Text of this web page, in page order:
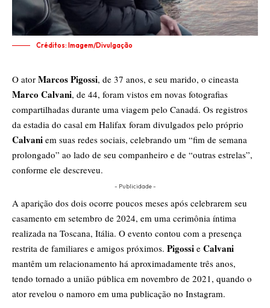
Créditos: Imagem/Divulgação
O ator Marcos Pigossi, de 37 anos, e seu marido, o cineasta
Marco Calvani, de 44, foram vistos em novas fotografias
compartilhadas durante uma viagem pelo Canadá. Os registros
da estadia do casal em Halifax foram divulgados pelo próprio
Calvani em suas redes sociais, celebrando um “fim de semana
prolongado” ao lado de seu companheiro e de “outras estrelas”,
conforme ele descreveu.
- Publicidade -
A aparição dos dois ocorre poucos meses após celebrarem seu
casamento em setembro de 2024, em uma cerimônia íntima
realizada na Toscana, Itália. O evento contou com a presença
restrita de familiares e amigos próximos. Pigossi e Calvani
mantêm um relacionamento há aproximadamente três anos,
tendo tornado a união pública em novembro de 2021, quando o
ator revelou o namoro em uma publicação no Instagram.